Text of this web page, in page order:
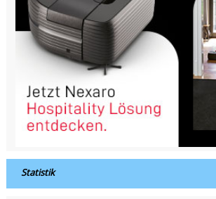
Statistik